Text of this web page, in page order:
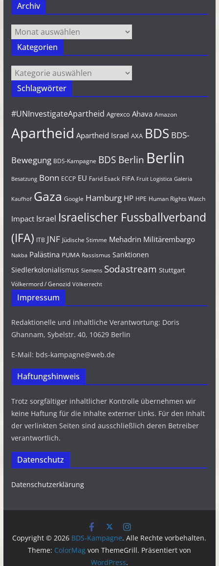
Archiv
Archiv
Kategorien
Kategorien
Schlagwörter
#UNInvestigateApartheid Agrexco Ahava Amazon
Apartheid Apartheid Israel AXA BDS BDS-
Bewegung BDS-Kampagne BDS Berlin Berlin
Besatzung Bonn ECCP EU Farid Esack FIFA Fruit Logistica Galeria
Kaufhof Gaza Google Hamburg HP HPE Human Rights Watch
Impact Israel Israelischer Fussballverband
(IFA) ITB JNF Jüdische Stimme Mehadrin Militärembargo
Nakba Palästina PUMA Rassismus Sanktionen
Siedlerkolonialismus Siemens Sodastream Stuttgart
Völkermord / Genozid Völkerrecht
Impressum
Redaktionelle und inhaltliche Verantwortung: Doris
Ghannam, Sybelstr. 40, 10629 Berlin
E-Mail: bds-kampagne@web.de
Haftungshinweis
Trotz sorgfältiger inhaltlicher Kontrolle übernehmen wir
keine Haftung für die Inhalte externer Links. Für den Inhalt
der verlinkten Seiten sind ausschließlich deren Betreiber
verantwortlich.
Datenschutz
Datenschutzerklärung
Copyright © 2026 BDS-Kampagne. Alle Rechte vorbehalten.
Theme: ColorMagvon ThemeGrill. Präsentiert von
WordPress.